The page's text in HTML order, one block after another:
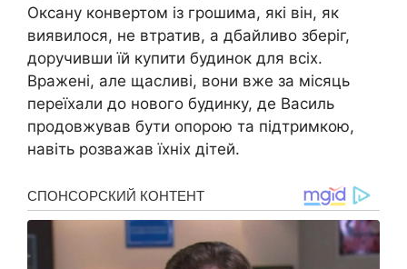
Оксану конвертом із грошима, які він, як
виявилося, не втратив, а дбайливо зберіг,
доручивши їй купити будинок для всіх.
Вражені, але щасливі, вони вже за місяць
переїхали до нового будинку, де Василь
продовжував бути опорою та підтримкою,
навіть розважав їхніх дітей.